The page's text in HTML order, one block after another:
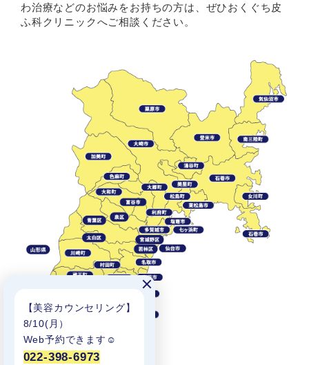
【美容カウンセリング】
8/10(月）
Web予約できます☺︎
022-398-6973
わ治療などのお悩みをお持ちの方は、ぜひおくぐち皮
ふ科クリニックへご相談ください。